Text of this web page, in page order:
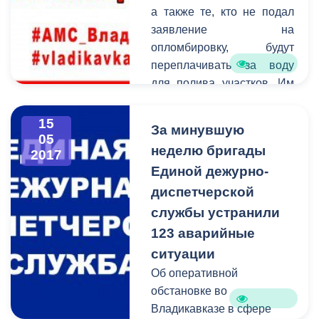
услуг, а также
предоставления сведений
по межведомственным
запросам от других
а также те, кто не подал
заявление на
опломбировку, будут
переплачивать за воду
для полива участков. Им
который составляет 82
копейки за один
квадратный метр земли.
15
05
2017
За минувшую
неделю бригады
Единой дежурно-
диспетчерской
службы устранили
123 аварийные
ситуации
Об оперативной
обстановке во
Владикавказе в сфере